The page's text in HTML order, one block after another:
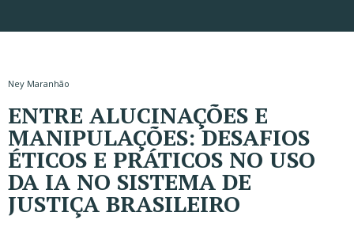
Ney Maranhão
ENTRE ALUCINAÇÕES E
MANIPULAÇÕES: DESAFIOS
ÉTICOS E PRÁTICOS NO USO
DA IA NO SISTEMA DE
JUSTIÇA BRASILEIRO